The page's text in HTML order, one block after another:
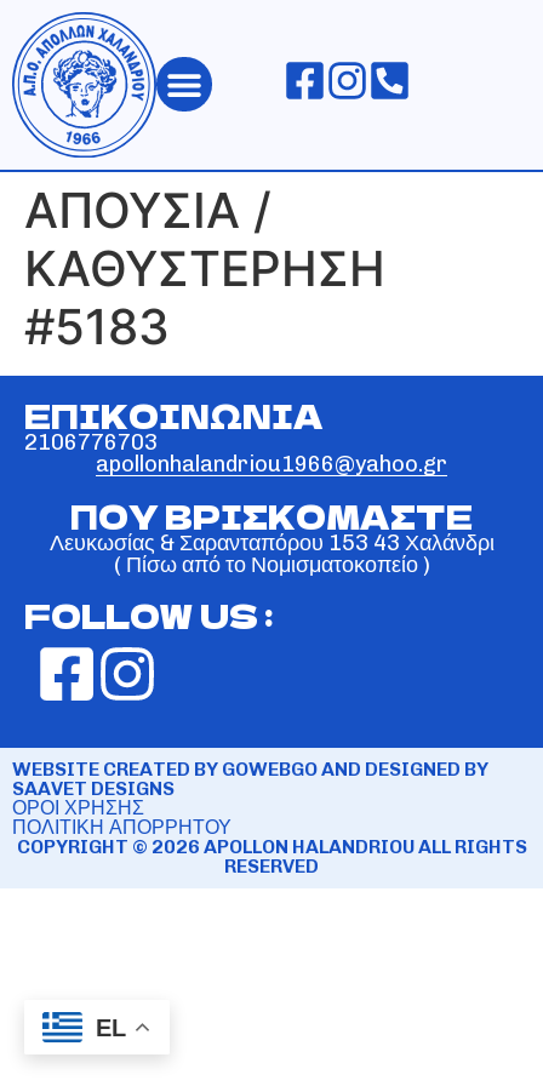
ΑΠΟΥΣΙΑ /
ΚΑΘΥΣΤΕΡΗΣΗ
#5183
ΕΠΙΚΟΙΝΩΝΙΑ
2106776703
apollonhalandriou1966@yahoo.gr
ΠΟΥ ΒΡΙΣΚΟΜΑΣΤΕ
Λευκωσίας & Σαρανταπόρου 153 43 Χαλάνδρι
( Πίσω από το Νομισματοκοπείο )
FOLLOW US :
WEBSITE CREATED BY GOWEBGO AND DESIGNED BY
SAAVET DESIGNS
ΟΡΟΙ ΧΡΗΣΗΣ
ΠΟΛΙΤΙΚΗ ΑΠΟΡΡΗΤΟΥ
COPYRIGHT © 2026 APOLLON HALANDRIOU ALL RIGHTS
RESERVED
EL